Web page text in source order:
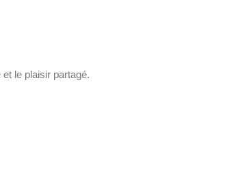
le plaisir partagé.